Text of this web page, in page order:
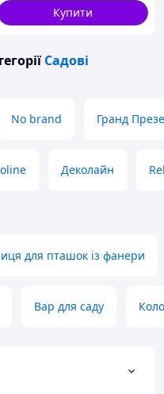
Купити
Садові
No brand Гранд
Деколайн
для пташок із фанери
Вар для саду